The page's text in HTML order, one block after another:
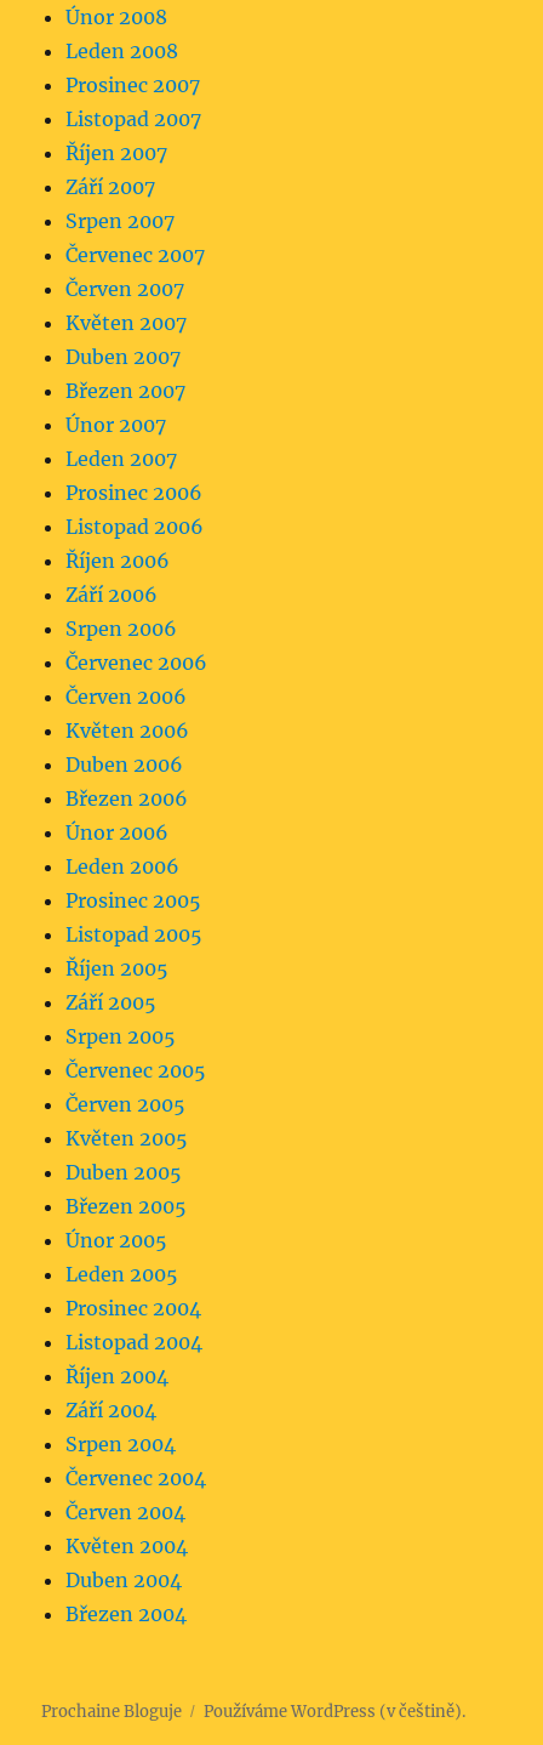
Únor 2008
Leden 2008
Prosinec 2007
Listopad 2007
Říjen 2007
Září 2007
Srpen 2007
Červenec 2007
Červen 2007
Květen 2007
Duben 2007
Březen 2007
Únor 2007
Leden 2007
Prosinec 2006
Listopad 2006
Říjen 2006
Září 2006
Srpen 2006
Červenec 2006
Červen 2006
Květen 2006
Duben 2006
Březen 2006
Únor 2006
Leden 2006
Prosinec 2005
Listopad 2005
Říjen 2005
Září 2005
Srpen 2005
Červenec 2005
Červen 2005
Květen 2005
Duben 2005
Březen 2005
Únor 2005
Leden 2005
Prosinec 2004
Listopad 2004
Říjen 2004
Září 2004
Srpen 2004
Červenec 2004
Červen 2004
Květen 2004
Duben 2004
Březen 2004
Prochaine Bloguje Používáme WordPress (v češtině).